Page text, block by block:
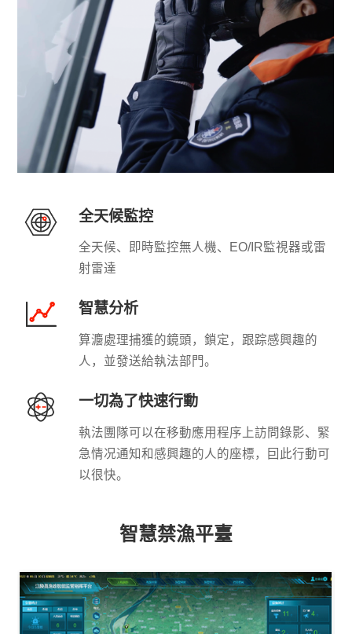
全天候監控
全天候、即時監控無人機、EO/IR監視器或雷
射雷達
智慧分析
算灋處理捕獲的鏡頭，鎖定，跟踪感興趣的
人，並發送給執法部門。
一切為了快速行動
執法團隊可以在移動應用程序上訪問錄影、緊
急情况通知和感興趣的人的座標，囙此行動可
以很快。
智慧禁漁平臺